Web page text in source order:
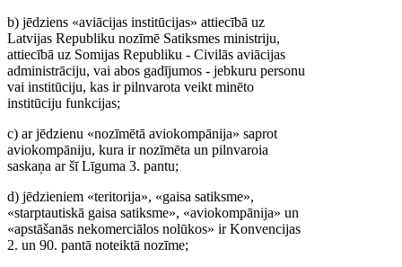
b) jēdziens «aviācijas institūcijas» attiecībā uz
Latvijas Republiku nozīmē Satiksmes ministriju,
attiecībā uz Somijas Republiku - Civilās aviācijas
administrāciju, vai abos gadījumos - jebkuru personu
vai institūciju, kas ir pilnvarota veikt minēto
institūciju funkcijas;
c) ar jēdzienu «nozīmētā aviokompānija» saprot
aviokompāniju, kura ir nozīmēta un pilnvaroia
saskaņa ar šī Līguma 3. pantu;
d) jēdzieniem «teritorija», «gaisa satiksme»,
«starptautiskā gaisa satiksme», «aviokompānija» un
«apstāšanās nekomerciālos nolūkos» ir Konvencijas
2. un 90. pantā noteiktā nozīme;